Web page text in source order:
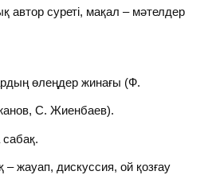
суреті, мақал – мәтелдер
өлеңдер жинағы (Ф.
С. Жиенбаев).
дискуссия, ой қозғау